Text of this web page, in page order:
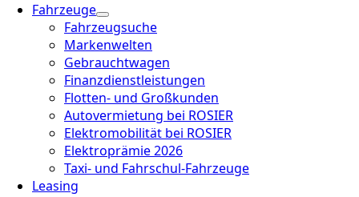
Fahrzeuge
Fahrzeugsuche
Markenwelten
Gebrauchtwagen
Finanzdienstleistungen
Flotten- und Großkunden
Autovermietung bei ROSIER
Elektromobilität bei ROSIER
Elektroprämie 2026
Taxi- und Fahrschul-Fahrzeuge
Leasing